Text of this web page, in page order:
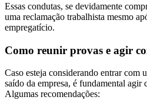
Essas condutas, se devidamente
uma reclamação trabalhista mesmo
empregatício.
Como reunir provas e agir
Caso esteja considerando entrar com
saído da empresa, é fundamental agir
Algumas recomendações: